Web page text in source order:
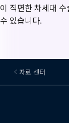
이 직면한 차세대
수 있습니다.
자료 센터